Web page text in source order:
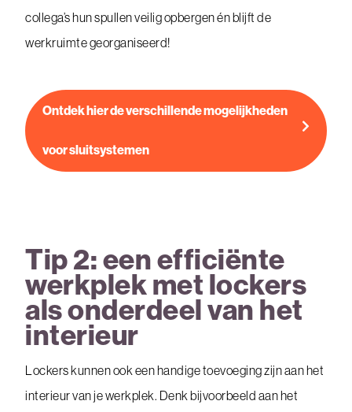
collega’s hun spullen veilig opbergen én blijft de
werkruimte georganiseerd!
Ontdek hier de verschillende mogelijkheden
voor sluitsystemen
Tip 2: een efficiënte
werkplek met lockers
als onderdeel van het
interieur
Lockers kunnen ook een handige toevoeging zijn aan het
interieur van je werkplek. Denk bijvoorbeeld aan het